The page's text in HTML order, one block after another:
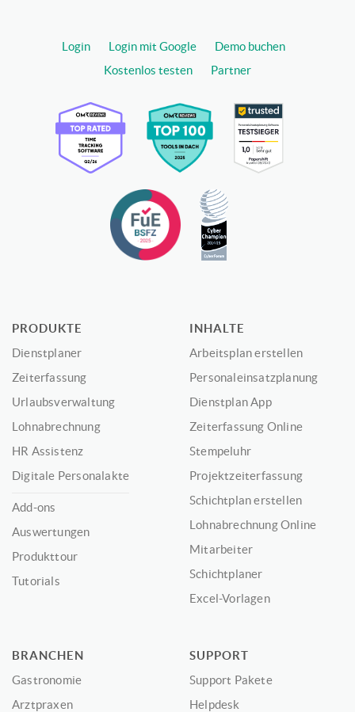
Login Login mit Google
Demo buchen
Kostenlos testen
Partner
PRODUKTE
Dienstplaner
Zeiterfassung
Urlaubsverwaltung
Lohnabrechnung
HR Assistenz
Digitale Personalakte
Add-ons
Auswertungen
Produkttour
Tutorials
INHALTE
Arbeitsplan erstellen
Personaleinsatzplanung
Dienstplan App
Zeiterfassung Online
Stempeluhr
Projektzeiterfassung
Schichtplan erstellen
Lohnabrechnung Online
Mitarbeiter
Schichtplaner
Excel-Vorlagen
BRANCHEN
Gastronomie
Arztpraxen
SUPPORT
Support Pakete
Helpdesk